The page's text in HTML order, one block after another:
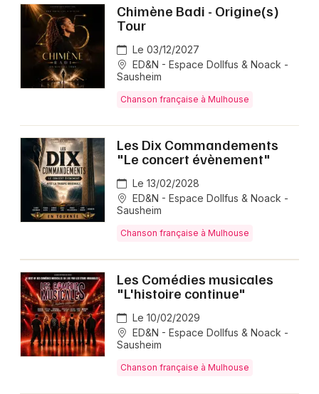
Chimène Badi - Origine(s)
Tour
Le 03/12/2027
ED&N - Espace Dollfus & Noack -
Sausheim
Chanson française à Mulhouse
Les Dix Commandements
"Le concert évènement"
Le 13/02/2028
ED&N - Espace Dollfus & Noack -
Sausheim
Chanson française à Mulhouse
Les Comédies musicales
"L'histoire continue"
Le 10/02/2029
ED&N - Espace Dollfus & Noack -
Sausheim
Chanson française à Mulhouse